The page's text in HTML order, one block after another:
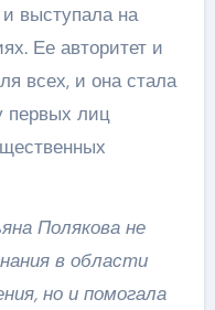
выступала на
Ее авторитет и
всех, и она стала
первых лиц
Полякова не
в области
но и помогала